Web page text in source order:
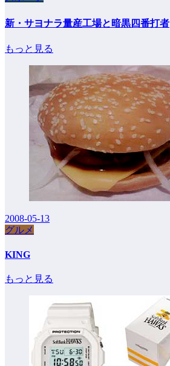
新・サヨナラ量産工場と暗黒四番打者
もっと見る
2008-05-13
グルメ
KING
もっと見る